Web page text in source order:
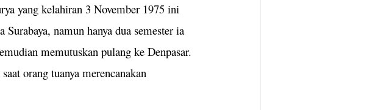
yang kelahiran 3 November 1975 ini
namun hanya dua semester ia
memutuskan pulang ke Denpasar.
orang tuanya merencanakan